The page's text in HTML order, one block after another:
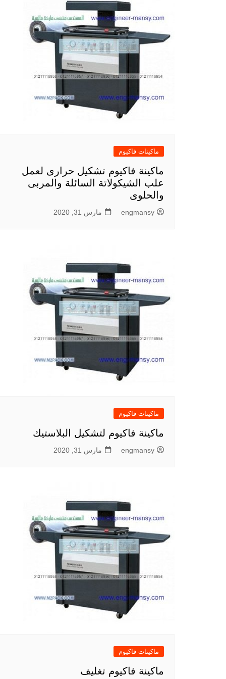
ماكينات فاكيوم
ماكينة فاكيوم تشكيل حرارى لعمل
علب الشيكولاتة السائلة والمربى
والحلوى
engmansy مارس 31, 2020
ماكينات فاكيوم
ماكينة فاكيوم لتشكيل البلاستيك
engmansy مارس 31, 2020
ماكينات فاكيوم
ماكينة فاكيوم تغليف